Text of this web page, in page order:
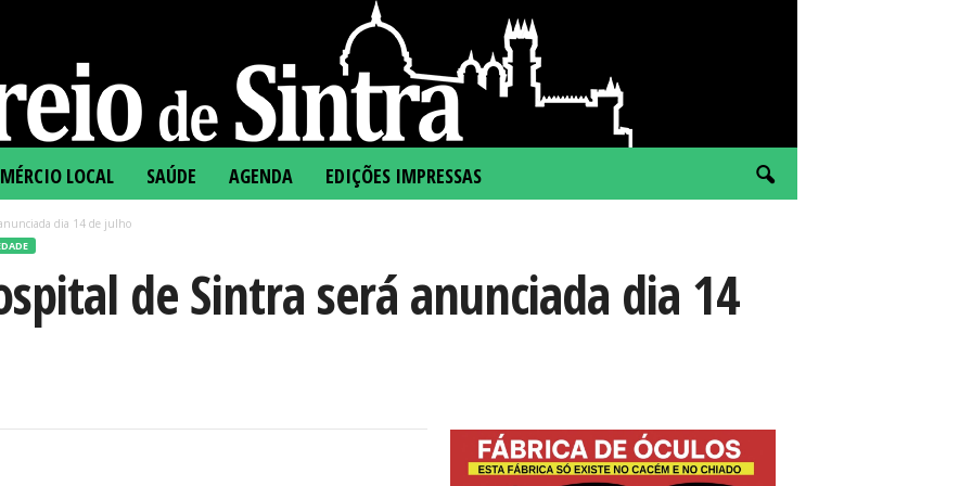
LOCAL SAÚDE AGENDA EDIÇÕES IMPRESSAS
dia 14 de julho
de Sintra será anunciada dia 14